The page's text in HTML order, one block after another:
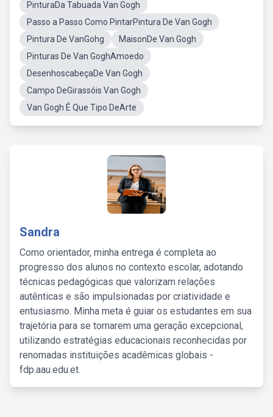
PinturaDa Tabuada Van Gogh
Passo a Passo Como PintarPintura De Van Gogh
Pintura De VanGohg
MaisonDe Van Gogh
Pinturas De Van GoghAmoedo
DesenhoscabeçaDe Van Gogh
Campo DeGirassóis Van Gogh
Van Gogh É Que Tipo DeArte
Sandra
Como orientador, minha entrega é completa ao
progresso dos alunos no contexto escolar, adotando
técnicas pedagógicas que valorizam relações
autênticas e são impulsionadas por criatividade e
entusiasmo. Minha meta é guiar os estudantes em sua
trajetória para se tornarem uma geração excepcional,
utilizando estratégias educacionais reconhecidas por
renomadas instituições acadêmicas globais -
fdp.aau.edu.et.